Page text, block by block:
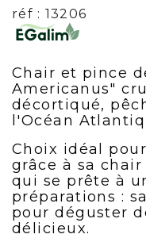
réf : 13206
Chair et pince
Americanus"
décortiqué,
l'Océan
Choix idéal
grâce à sa
qui se prête à
préparations :
pour déguster
délicieux.